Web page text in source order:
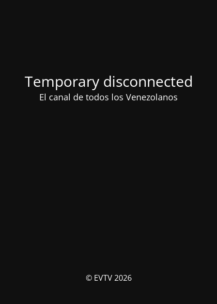
Temporary disconnected
El canal de todos los Venezolanos
© EVTV 2026